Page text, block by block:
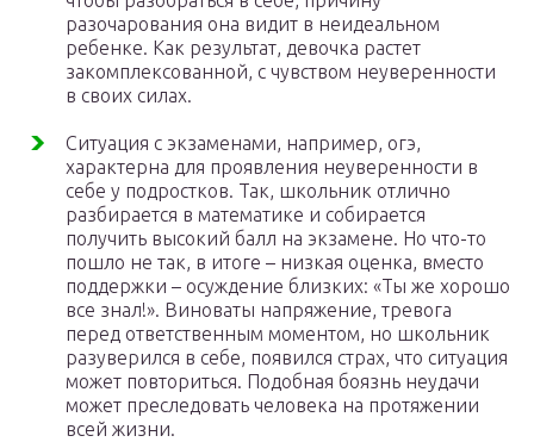
разочарования она видит в неидеальном
ребенке. Как результат, девочка растет
закомплексованной, с чувством неуверенности
в своих силах.
Ситуация с экзаменами, например, огэ,
характерна для проявления неуверенности в
себе у подростков. Так, школьник отлично
разбирается в математике и собирается
получить высокий балл на экзамене. Но что-то
пошло не так, в итоге – низкая оценка, вместо
поддержки – осуждение близких: «Ты же хорошо
все знал!». Виноваты напряжение, тревога
перед ответственным моментом, но школьник
разуверился в себе, появился страх, что ситуация
может повториться. Подобная боязнь неудачи
может преследовать человека на протяжении
всей жизни.